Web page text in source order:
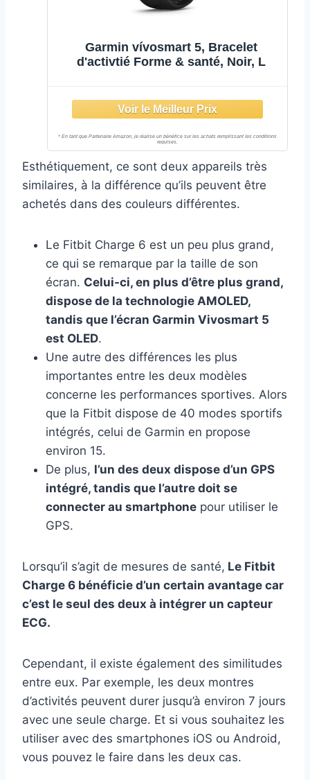
Garmin vívosmart 5, Bracelet
d'activtié Forme & santé, Noir, L
Esthétiquement, ce sont deux appareils très
similaires, à la différence qu’ils peuvent être
achetés dans des couleurs différentes.
Le Fitbit Charge 6 est un peu plus grand,
ce qui se remarque par la taille de son
écran. Celui-ci, en plus d’être plus grand,
dispose de la technologie AMOLED,
tandis que l’écran Garmin Vivosmart 5
est OLED.
Une autre des différences les plus
importantes entre les deux modèles
concerne les performances sportives. Alors
que la Fitbit dispose de 40 modes sportifs
intégrés, celui de Garmin en propose
environ 15.
De plus, l’un des deux dispose d’un GPS
intégré, tandis que l’autre doit se
connecter au smartphone pour utiliser le
GPS.
Lorsqu’il s’agit de mesures de santé, Le Fitbit
Charge 6 bénéficie d’un certain avantage car
c’est le seul des deux à intégrer un capteur
ECG.
Cependant, il existe également des similitudes
entre eux. Par exemple, les deux montres
d’activités peuvent durer jusqu’à environ 7 jours
avec une seule charge. Et si vous souhaitez les
utiliser avec des smartphones iOS ou Android,
vous pouvez le faire dans les deux cas.